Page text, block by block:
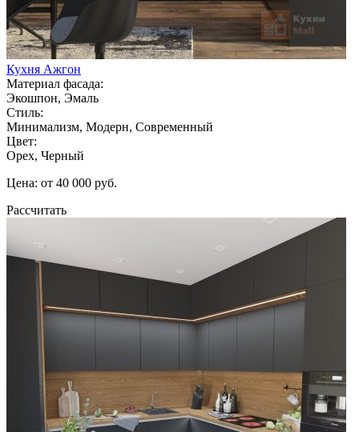
Кухня Ажгон
Материал фасада:
Экошпон, Эмаль
Стиль:
Минимализм, Модерн, Современный
Цвет:
Орех, Черный
Цена: от 40 000 руб.
Рассчитать